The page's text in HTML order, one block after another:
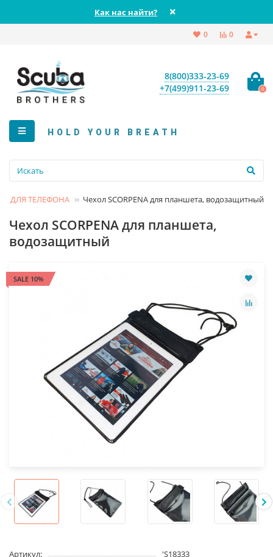
Как нас найти?
0
0
8(800)333-23-69
+7(499)911-23-69
0
HOLD YOUR BREATH
ДЛЯ ТЕЛЕФОНА Чехол SCORPENA для планшета, водозащитный
Чехол SCORPENA для планшета,
водозащитный
SALE 10%
Артикул:
'S18333